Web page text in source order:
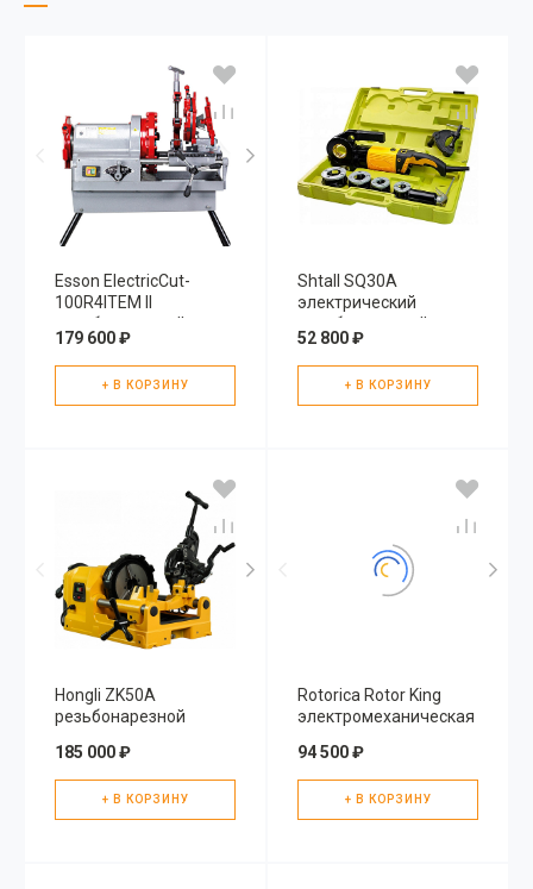
Esson ElectricCut-
100R4ITEM II
резьбонарезной
станок
179 600 ₽
+ В КОРЗИНУ
Shtall SQ30A
электрический
резьбонарезной клупп
52 800 ₽
+ В КОРЗИНУ
Hongli ZK50A
резьбонарезной
185 000 ₽
+ В КОРЗИНУ
Rotorica Rotor King
электромеханическая
прочистки
канализационных
94 500 ₽
+ В КОРЗИНУ